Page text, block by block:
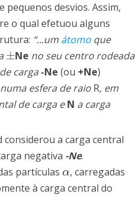
pequenos desvios. Assim,
o qual efetuou alguns
“...um átomo que
±
± Ne no seu centro rodeada
carga -Ne (ou +Ne)
esfera de raio R, em
de carga e N a carga
a carga central
negativa -Ne.
partículas α
α , carregadas
à carga central do